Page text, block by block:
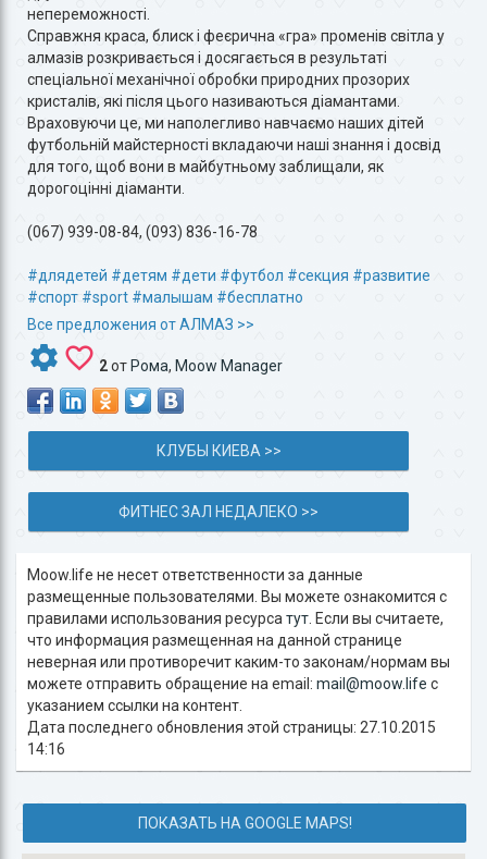
непереможності.
Справжня краса, блиск і феєрична «гра» променів світла у
алмазів розкривається і досягається в результаті
спеціальної механічної обробки природних прозорих
кристалів, які після цього називаються діамантами.
Враховуючи це, ми наполегливо навчаємо наших дітей
футбольній майстерності вкладаючи наші знання і досвід
для того, щоб вони в майбутньому заблищали, як
дорогоцінні діаманти.
(067) 939-08-84, (093) 836-16-78
#длядетей #детям #дети #футбол #секция #развитие
#спорт #sport #малышам #бесплатно
Все предложения от АЛМАЗ >>
2от Рома, Moow Manager
КЛУБЫ КИЕВА >>
ФИТНЕС ЗАЛ НЕДАЛЕКО >>
Moow.life не несет ответственности за данные
размещенные пользователями. Вы можете ознакомится с
правилами использования ресурса тут . Если вы считаете,
что информация размещенная на данной странице
неверная или противоречит каким-то законам/нормам вы
можете отправить обращение на email: mail@moow.life c
указанием ссылки на контент.
Дата последнего обновления этой страницы: 27.10.2015
14:16
ПОКАЗАТЬ НА GOOGLE MAPS!